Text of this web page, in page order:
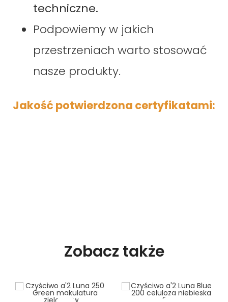
techniczne.
Podpowiemy w jakich
przestrzeniach warto stosować
nasze produkty.
Jakość potwierdzona certyfikatami:
Zobacz także